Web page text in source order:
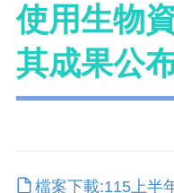
使用生物
其成果公
檔案下載:115上半